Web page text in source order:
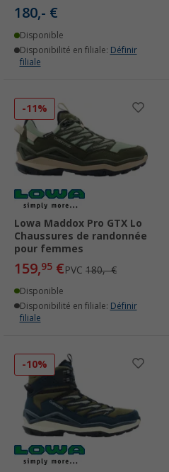
180,- €
Disponible
Disponibilité en filiale: Définir
filiale
-11%
Lowa Maddox Pro GTX Lo
Chaussures de randonnée
pour femmes
159,95 €PVC 180,- €
Disponible
Disponibilité en filiale: Définir
filiale
-10%